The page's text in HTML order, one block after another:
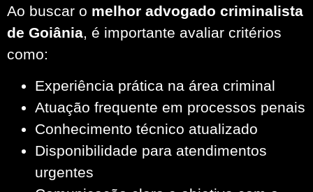
Ao buscar o melhor advogado criminalista
de Goiânia, é importante avaliar critérios
como:
Experiência prática na área criminal
Atuação frequente em processos penais
Conhecimento técnico atualizado
Disponibilidade para atendimentos
urgentes